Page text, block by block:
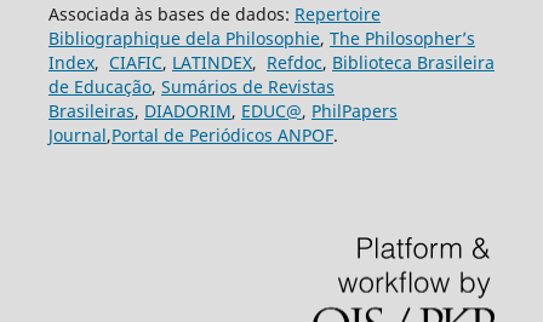
Associada às bases de dados: Repertoire
Bibliographique dela Philosophie, The Philosopher’s
Index, CIAFIC, LATINDEX, Refdoc, Biblioteca Brasileira
de Educação, Sumários de Revistas
Brasileiras, DIADORIM, EDUC@, PhilPapers
Journal,Portal de Periódicos ANPOF.